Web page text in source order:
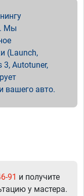
Мы
(Launch,
3, Autotuner,
вашего авто.
91 и получите
у мастера.